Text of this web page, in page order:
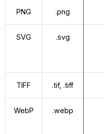
PNG .png
SVG
.svg
TIFF .tif, .tiff
WebP
.webp